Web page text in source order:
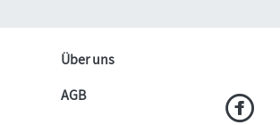
Über uns
AGB